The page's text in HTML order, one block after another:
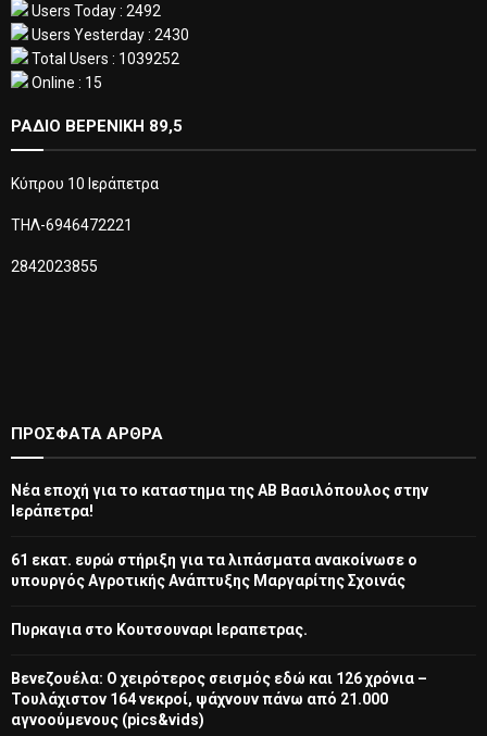
Users Today : 2492
Users Yesterday : 2430
Total Users : 1039252
Online : 15
ΡΑΔΙΟ ΒΕΡΕΝΙΚΗ 89,5
Κύπρου 10 Ιεράπετρα
ΤΗΛ-6946472221
2842023855
ΠΡΌΣΦΑΤΑ ΆΡΘΡΑ
Νέα εποχή για το καταστημα της ΑΒ Βασιλόπουλος στην
Ιεράπετρα!
61 εκατ. ευρώ στήριξη για τα λιπάσματα ανακοίνωσε ο
υπουργός Αγροτικής Ανάπτυξης Μαργαρίτης Σχοινάς
Πυρκαγια στο Κουτσουναρι Ιεραπετρας.
Βενεζουέλα: Ο χειρότερος σεισμός εδώ και 126 χρόνια –
Τουλάχιστον 164 νεκροί, ψάχνουν πάνω από 21.000
αγνοούμενους (pics&vids)